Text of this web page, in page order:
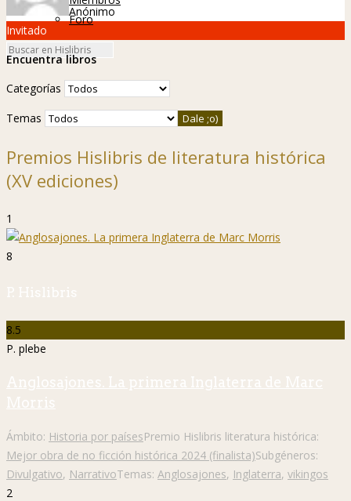
Foro
Anónimo
Invitado
Encuentra libros
Categorías
Temas
Premios Hislibris de literatura histórica
(XV ediciones)
1
8
P. Hislibris
8.5
P. plebe
Anglosajones. La primera Inglaterra de Marc
Morris
Ámbito: Historia por paísesPremio Hislibris literatura histórica:
Mejor obra de no ficción histórica 2024 (finalista)Subgéneros:
Divulgativo, NarrativoTemas: Anglosajones, Inglaterra, vikingos
2